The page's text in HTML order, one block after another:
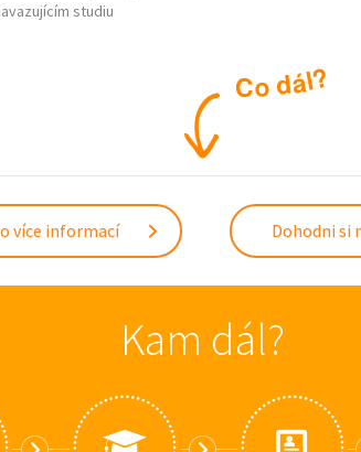
studiu
Co dál?
více informací Dohodni si
Kam dál?